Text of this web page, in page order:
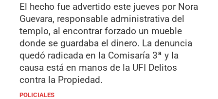
El hecho fue advertido este jueves por Nora
Guevara, responsable administrativa del
templo, al encontrar forzado un mueble
donde se guardaba el dinero. La denuncia
quedó radicada en la Comisaría 3ª y la
causa está en manos de la UFI Delitos
contra la Propiedad.
POLICIALES